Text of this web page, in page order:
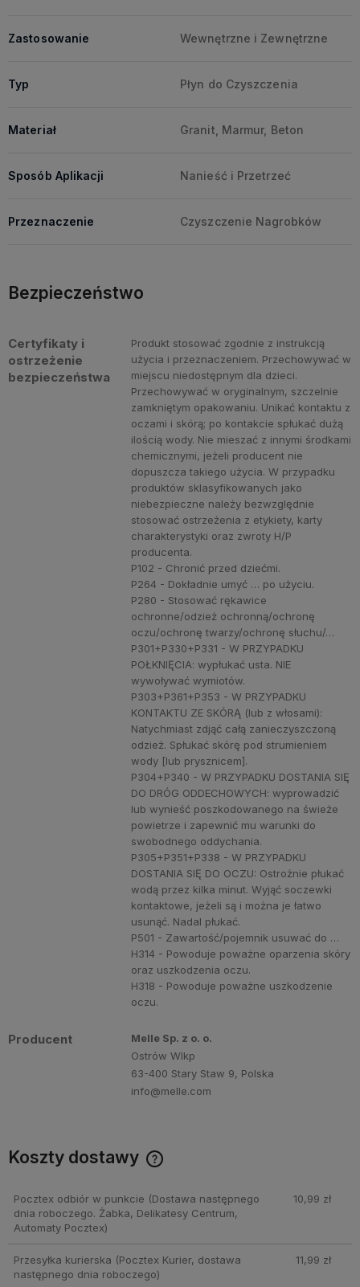
Zastosowanie Wewnętrzne i Zewnętrzne
Typ Płyn do Czyszczenia
Materiał Granit, Marmur, Beton
Sposób Aplikacji Nanieść i Przetrzeć
Przeznaczenie Czyszczenie Nagrobków
Bezpieczeństwo
Certyfikaty i
ostrzeżenie
bezpieczeństwa
Produkt stosować zgodnie z instrukcją
użycia i przeznaczeniem. Przechowywać w
miejscu niedostępnym dla dzieci.
Przechowywać w oryginalnym, szczelnie
zamkniętym opakowaniu. Unikać kontaktu z
oczami i skórą; po kontakcie spłukać dużą
ilością wody. Nie mieszać z innymi środkami
chemicznymi, jeżeli producent nie
dopuszcza takiego użycia. W przypadku
produktów sklasyfikowanych jako
niebezpieczne należy bezwzględnie
stosować ostrzeżenia z etykiety, karty
charakterystyki oraz zwroty H/P
producenta.
P102 - Chronić przed dziećmi.
P264 - Dokładnie umyć … po użyciu.
P280 - Stosować rękawice
ochronne/odzież ochronną/ochronę
oczu/ochronę twarzy/ochronę słuchu/…
P301+P330+P331 - W PRZYPADKU
POŁKNIĘCIA: wypłukać usta. NIE
wywoływać wymiotów.
P303+P361+P353 - W PRZYPADKU
KONTAKTU ZE SKÓRĄ (lub z włosami):
Natychmiast zdjąć całą zanieczyszczoną
odzież. Spłukać skórę pod strumieniem
wody [lub prysznicem].
P304+P340 - W PRZYPADKU DOSTANIA SIĘ
DO DRÓG ODDECHOWYCH: wyprowadzić
lub wynieść poszkodowanego na świeże
powietrze i zapewnić mu warunki do
swobodnego oddychania.
P305+P351+P338 - W PRZYPADKU
DOSTANIA SIĘ DO OCZU: Ostrożnie płukać
wodą przez kilka minut. Wyjąć soczewki
kontaktowe, jeżeli są i można je łatwo
usunąć. Nadal płukać.
P501 - Zawartość/pojemnik usuwać do …
H314 - Powoduje poważne oparzenia skóry
oraz uszkodzenia oczu.
H318 - Powoduje poważne uszkodzenie
oczu.
Producent
Melle Sp. z o. o.
Ostrów Wlkp
63-400 Stary Staw 9, Polska
info@melle.com
Koszty dostawy
Pocztex odbiór w punkcie (Dostawa następnego
dnia roboczego. Żabka, Delikatesy Centrum,
Automaty Pocztex)
10,99 zł
Przesyłka kurierska (Pocztex Kurier, dostawa
następnego dnia roboczego)
11,99 zł